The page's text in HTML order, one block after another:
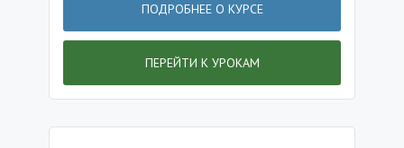
ПОДРОБНЕЕ О КУРСЕ
ПЕРЕЙТИ К УРОКАМ